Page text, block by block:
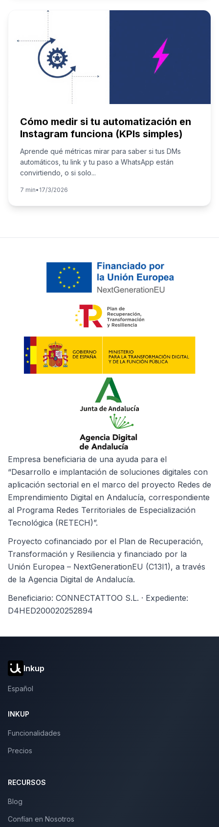
Cómo medir si tu automatización en
Instagram funciona (KPIs simples)
Aprende qué métricas mirar para saber si tus DMs
automáticos, tu link y tu paso a WhatsApp están
convirtiendo, o si solo...
7 min• 17/3/2026
Empresa beneficiaria de una ayuda para el
“Desarrollo e implantación de soluciones digitales con
aplicación sectorial en el marco del proyecto Redes de
Emprendimiento Digital en Andalucía, correspondiente
al Programa Redes Territoriales de Especialización
Tecnológica (RETECH)”.
Proyecto cofinanciado por el Plan de Recuperación,
Transformación y Resiliencia y financiado por la
Unión Europea – NextGenerationEU (C13I1), a través
de la Agencia Digital de Andalucía.
Beneficiario: CONNECTATTOO S.L. · Expediente:
D4HED200020252894
Inkup
Español
INKUP
Funcionalidades
Precios
RECURSOS
Blog
Confían en Nosotros